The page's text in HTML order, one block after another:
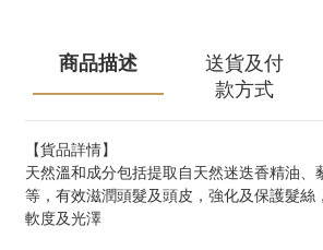
商品描述
送貨及付
款方式
【貨品詳情】
天然溫和成分包括提取自天然迷迭香精油、
等，有效滋潤頭髮及頭皮，強化及保護髮絲
軟度及光澤